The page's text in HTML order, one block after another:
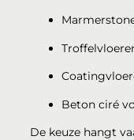
Beton ciré
De keuze hangt